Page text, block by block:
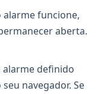
alarme funcione,
aberta.
alarme definido
navegador. Se